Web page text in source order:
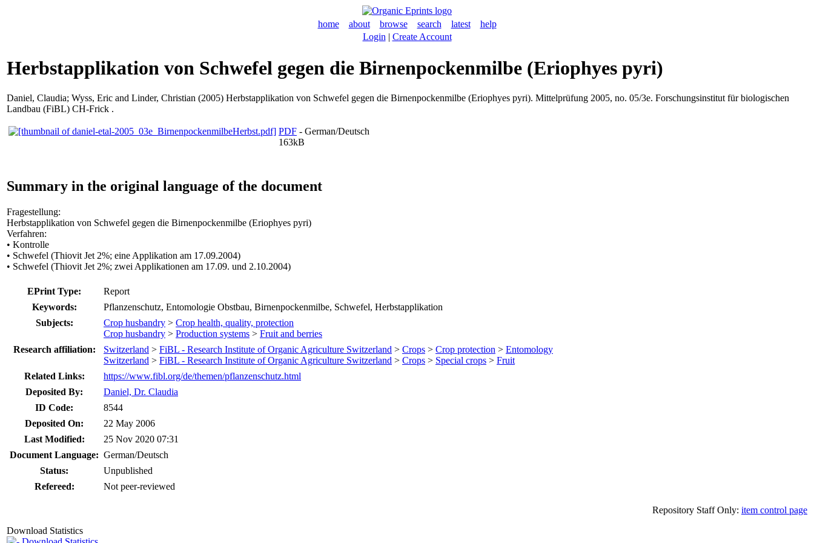
home about browse search latest
help
Login | Create Account
Herbstapplikation von Schwefel gegen die Birnenpockenmilbe (Eriophyes pyri)
Daniel, Claudia; Wyss, Eric and Linder, Christian (2005) Herbstapplikation von Schwefel gegen die Birnenpockenmilbe (Eriophyes pyri). Mittelprüfung 2005, no. 05/3e. Forschungsinstitut für biologischen
Landbau (FiBL) CH-Frick .
PDF - German/Deutsch
163kB
Summary in the original language of the document
Fragestellung:
Herbstapplikation von Schwefel gegen die Birnenpockenmilbe (Eriophyes pyri)
Verfahren:
• Kontrolle
• Schwefel (Thiovit Jet 2%; eine Applikation am 17.09.2004)
• Schwefel (Thiovit Jet 2%; zwei Applikationen am 17.09. und 2.10.2004)
EPrint Type:
Report
Keywords:
Pflanzenschutz, Entomologie Obstbau, Birnenpockenmilbe, Schwefel, Herbstapplikation
Subjects:
Crop husbandry > Crop health, quality, protection
Crop husbandry > Production systems > Fruit and berries
Research affiliation:
Switzerland > FiBL - Research Institute of Organic Agriculture Switzerland > Crops > Crop protection > Entomology
Switzerland > FiBL - Research Institute of Organic Agriculture Switzerland > Crops > Special crops > Fruit
Related Links:
https://www.fibl.org/de/themen/pflanzenschutz.html
Deposited By:
Daniel, Dr. Claudia
ID Code:
8544
Deposited On:
22 May 2006
Last Modified:
25 Nov 2020 07:31
Document Language: German/Deutsch
Status:
Unpublished
Refereed:
Not peer-reviewed
Repository Staff Only: item control page
Download Statistics